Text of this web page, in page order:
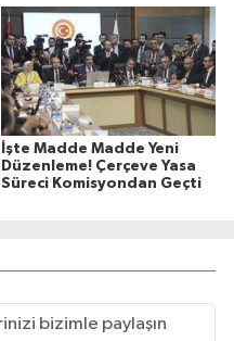
İşte Madde Madde Yeni
Düzenleme! Çerçeve Yasa
Süreci Komisyondan Geçti